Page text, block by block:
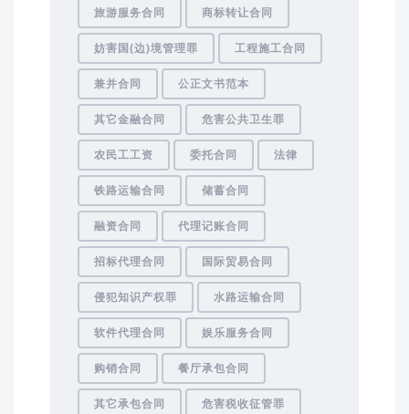
旅游服务合同 商标转让合同
妨害国(边)境管理罪 工程施工合同
兼并合同 公正文书范本
其它金融合同 危害公共卫生罪
农民工工资 委托合同 法律
铁路运输合同 储蓄合同
融资合同 代理记账合同
招标代理合同 国际贸易合同
侵犯知识产权罪 水路运输合同
软件代理合同 娱乐服务合同
购销合同 餐厅承包合同
其它承包合同 危害税收征管罪